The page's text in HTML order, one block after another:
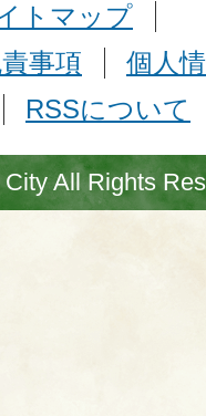
トマップ
事項
個人
RSSについて
All Rights